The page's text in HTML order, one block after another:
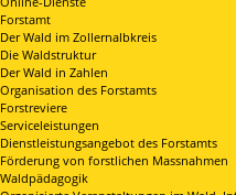
Forstamt
Der Wald im Zollernalbkreis
Die Waldstruktur
Der Wald in Zahlen
Organisation des Forstamts
Forstreviere
Serviceleistungen
Dienstleistungsangebot des Forstamts
Förderung von forstlichen Massnahmen
Waldpädagogik